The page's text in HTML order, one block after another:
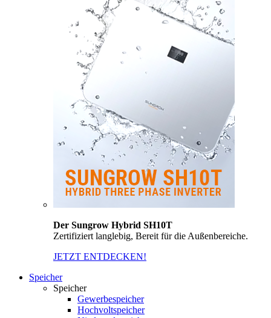
Der Sungrow Hybrid SH10T
Zertifiziert langlebig, Bereit für die Außenbereiche.
JETZT ENTDECKEN!
Speicher
Speicher
Gewerbespeicher
Hochvoltspeicher